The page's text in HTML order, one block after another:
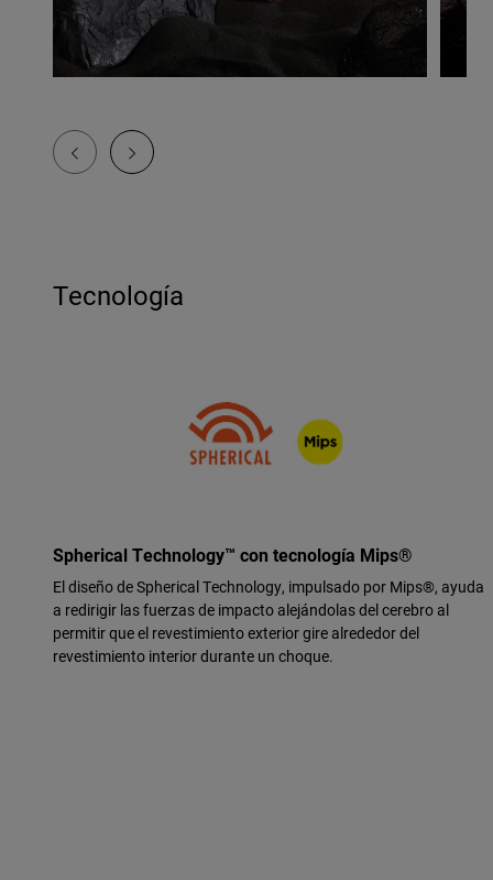
Tecnología
Spherical Technology™ con tecnología Mips®
El diseño de Spherical Technology, impulsado por Mips®, ayuda
a redirigir las fuerzas de impacto alejándolas del cerebro al
permitir que el revestimiento exterior gire alrededor del
revestimiento interior durante un choque.